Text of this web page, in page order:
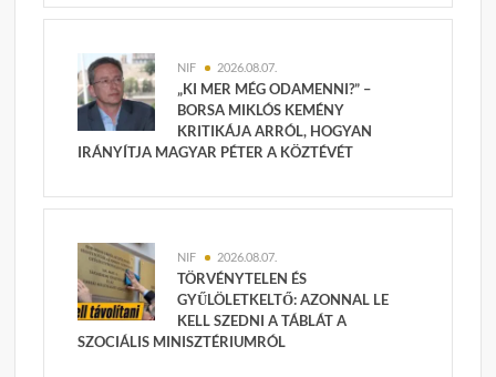
NIF 2026.08.07.
„KI MER MÉG ODAMENNI?” –
BORSA MIKLÓS KEMÉNY
KRITIKÁJA ARRÓL, HOGYAN
IRÁNYÍTJA MAGYAR PÉTER A KÖZTÉVÉT
NIF 2026.08.07.
TÖRVÉNYTELEN ÉS
GYŰLÖLETKELTŐ: AZONNAL LE
KELL SZEDNI A TÁBLÁT A
SZOCIÁLIS MINISZTÉRIUMRÓL